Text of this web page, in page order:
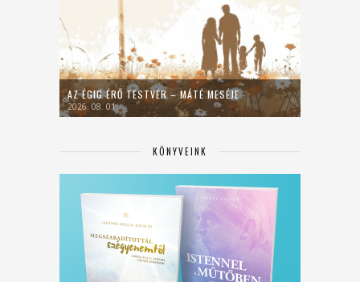
AZ ÉGIG ÉRŐ TESTVÉR – MÁTÉ MESÉJE
2026. 08. 01.
KÖNYVEINK